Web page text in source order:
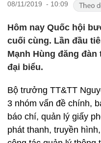
08/11/2019 - 10:09
Hôm nay Quốc hội
cuối cùng. Lần đầu
Mạnh Hùng đăng
đại biểu.
Bộ trưởng TT&TT
3 nhóm vấn đề chính,
báo chí, quản lý giấy
phát thanh, truyền